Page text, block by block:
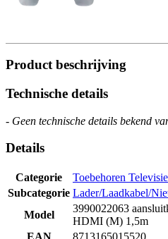
Product beschrijving
Technische details
- Geen technische details bekend
Details
Categorie
Toebehoren Televisie
Subcategorie Lader/Laadkabel/
Model
3990022063
HDMI (M) 1,5m
EAN
8713165015520